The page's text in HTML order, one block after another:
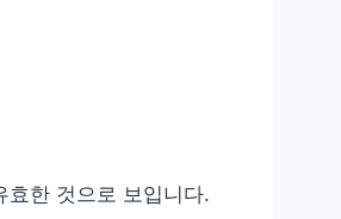
효한 것으로 보입니다.